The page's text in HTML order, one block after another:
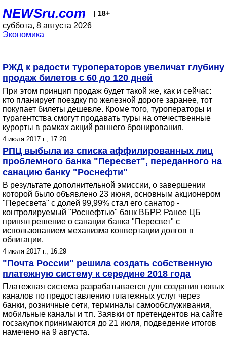
NEWSru.com | 18+
суббота, 8 августа 2026
Экономика
РЖД к радости туроператоров увеличат глубину
продаж билетов с 60 до 120 дней
При этом принцип продаж будет такой же, как и сейчас:
кто планирует поездку по железной дороге заранее, тот
покупает билеты дешевле. Кроме того, туроператоры и
турагентства смогут продавать туры на отечественные
курорты в рамках акций раннего бронирования.
4 июля 2017 г., 17:20
РПЦ выбыла из списка аффилированных лиц
проблемного банка "Пересвет", переданного на
санацию банку "Роснефти"
В результате дополнительной эмиссии, о завершении
которой было объявлено 23 июня, основным акционером
"Пересвета" с долей 99,99% стал его санатор -
контролируемый "Роснефтью" банк ВБРР. Ранее ЦБ
принял решение о санации банка "Пересвет" с
использованием механизма конвертации долгов в
облигации.
4 июля 2017 г., 16:29
"Почта России" решила создать собственную
платежную систему к середине 2018 года
Платежная система разрабатывается для создания новых
каналов по предоставлению платежных услуг через
банки, розничные сети, терминалы самообслуживания,
мобильные каналы и т.п. Заявки от претендентов на сайте
госзакупок принимаются до 21 июля, подведение итогов
намечено на 9 августа.